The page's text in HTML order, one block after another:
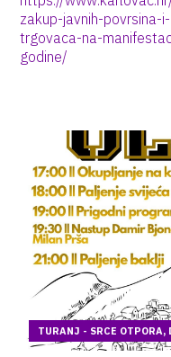
zakup-javnih-
trgovaca-na-
godine/
TURANJ - SRCE OTPORA,